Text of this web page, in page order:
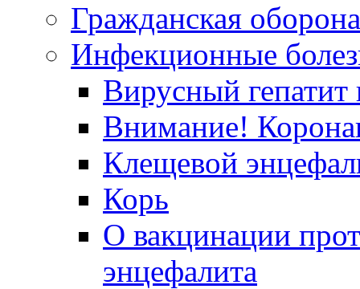
Гражданская оборона
Инфекционные
Вирусный гепатит
Внимание!
Клещевой
Корь
О вакцинации
энцефалита